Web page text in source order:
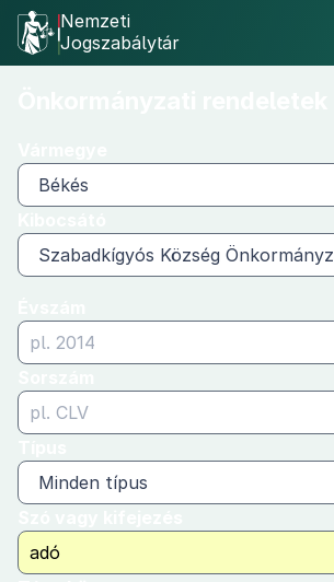
Nemzeti
Jogszabálytár
Békés
Szabadkígyós Község
Minden típus